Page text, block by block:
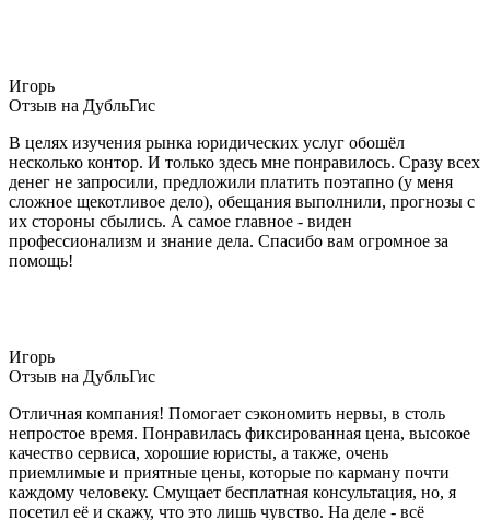
Игорь
Отзыв на ДубльГис
В целях изучения рынка юридических услуг обошёл
несколько контор. И только здесь мне понравилось. Сразу всех
денег не запросили, предложили платить поэтапно (у меня
сложное щекотливое дело), обещания выполнили, прогнозы с
их стороны сбылись. А самое главное - виден
профессионализм и знание дела. Спасибо вам огромное за
помощь!
Игорь
Отзыв на ДубльГис
Отличная компания! Помогает сэкономить нервы, в столь
непростое время. Понравилась фиксированная цена, высокое
качество сервиса, хорошие юристы, а также, очень
приемлимые и приятные цены, которые по карману почти
каждому человеку. Смущает бесплатная консультация, но, я
посетил её и скажу, что это лишь чувство. На деле - всё